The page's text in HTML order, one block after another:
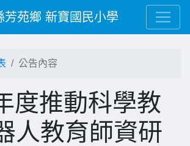
芳苑鄉 新寶國民小學
公告內容
度推動科學教
人教育師資研